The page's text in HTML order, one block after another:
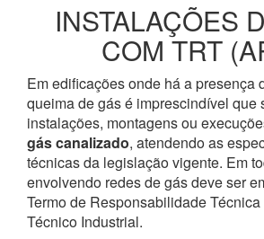
INSTALAÇÕES
COM TRT
Em edificações onde há a presença
queima de gás é imprescindível que
instalações, montagens ou
gás canalizado, atendendo as
técnicas da legislação vigente. Em
envolvendo redes de gás deve ser
Termo de Responsabilidade
Técnico Industrial.